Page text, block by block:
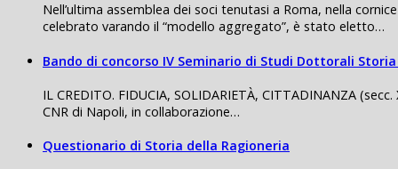
Nell’ultima assemblea dei soci tenutasi a Roma, nella
celebrato varando il “modello aggregato”, è stato eletto…
Bando di concorso IV Seminario di Studi Dottorali
IL CREDITO. FIDUCIA, SOLIDARIETÀ, CITTADINANZA
CNR di Napoli, in collaborazione…
Questionario di Storia della Ragioneria